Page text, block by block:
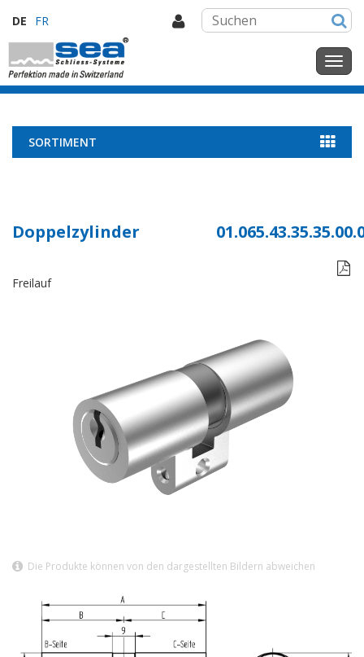
DE FR
SORTIMENT
Doppelzylinder

Freilauf
Die Produkte können von den dargestellten Bildern abweichen